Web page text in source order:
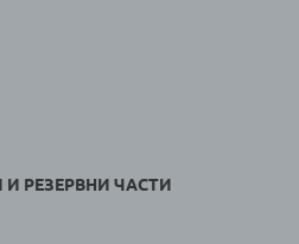
РЕЗЕРВНИ ЧАСТИ